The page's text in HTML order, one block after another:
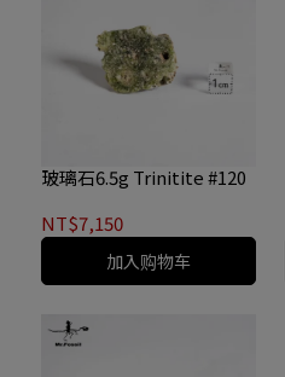
玻璃石6.5g Trinitite #120
NT$7,150
加入购物车